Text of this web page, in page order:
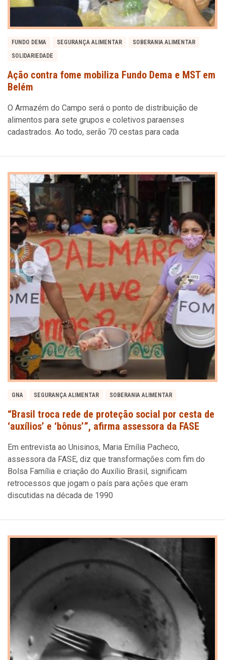
FUNDO DEMA SEGURANÇA ALIMENTAR
SOBERANIA ALIMENTAR
SOLIDARIEDADE
Ação contra fome mobiliza Fundo Dema e MST em
Belém
O Armazém do Campo será o ponto de distribuição de
alimentos para sete grupos e coletivos paraenses
cadastrados. Ao todo, serão 70 cestas para cada
GNA SEGURANÇA ALIMENTAR SOBERANIA ALIMENTAR
“Brasil troca rede de proteção social por cesta de
‘auxílios’ e ‘bônus’”, afirma assessora da FASE
Em entrevista ao Unisinos, Maria Emília Pacheco,
assessora da FASE, diz que transformações com fim do
Bolsa Família e criação do Auxílio Brasil, significam
retrocessos que jogam o país para ações que eram
discutidas na década de 1990